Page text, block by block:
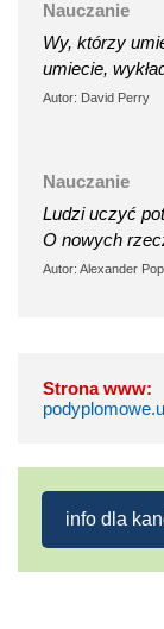
Nauczanie
Wy, którzy
umiecie,
Autor: David Perry
Nauczanie
Ludzi uczyć
O nowych
Autor: Alexander
Strona www:
info dla